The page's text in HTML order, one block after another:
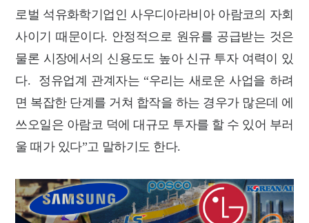
로벌 석유화학기업인 사우디아라비아 아람코의 자회
사이기 때문이다. 안정적으로 원유를 공급받는 것은
물론 시장에서의 신용도도 높아 신규 투자 여력이 있
다. 정유업계 관계자는 “우리는 새로운 사업을 하려
면 복잡한 단계를 거쳐 합작을 하는 경우가 많은데 에
쓰오일은 아람코 덕에 대규모 투자를 할 수 있어 부러
울 때가 있다”고 말하기도 한다.